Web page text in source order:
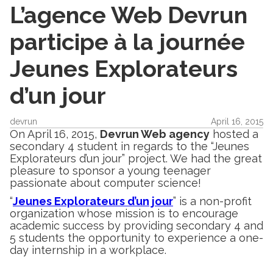
L’agence Web Devrun
participe à la journée
Jeunes Explorateurs
d’un jour
devrun April 16, 2015
On April 16, 2015, Devrun Web agency hosted a
secondary 4 student in regards to the “Jeunes
Explorateurs d’un jour” project. We had the great
pleasure to sponsor a young teenager
passionate about computer science!
“Jeunes Explorateurs d’un jour” is a non-profit
organization whose mission is to encourage
academic success by providing secondary 4 and
5 students the opportunity to experience a one-
day internship in a workplace.